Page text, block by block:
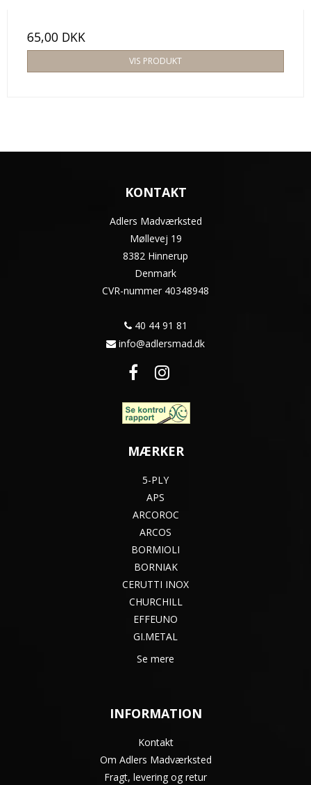
65,00 DKK
VIS PRODUKT
KONTAKT
Adlers Madværksted
Møllevej 19
8382 Hinnerup
Denmark
CVR-nummer 40348948
40 44 91 81
info@adlersmad.dk
MÆRKER
5-PLY
APS
ARCOROC
ARCOS
BORMIOLI
BORNIAK
CERUTTI INOX
CHURCHILL
EFFEUNO
GI.METAL
Se mere
INFORMATION
Kontakt
Om Adlers Madværksted
Fragt, levering og retur